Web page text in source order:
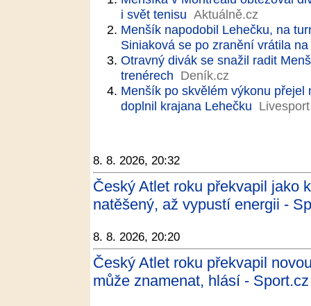
i svět tenisu Aktuálně.cz
Menšík napodobil Lehečku, na
Siniaková se po zranění vrátila
Otravný divák se snažil radit
trenérech Deník.cz
Menšík po skvělém výkonu
doplnil krajana Lehečku Livesport
8. 8. 2026, 20:32
Český Atlet roku překvapil jako
natěšený, až vypustí energii -
8. 8. 2026, 20:20
Český Atlet roku překvapil
může znamenat, hlásí - Sport.cz